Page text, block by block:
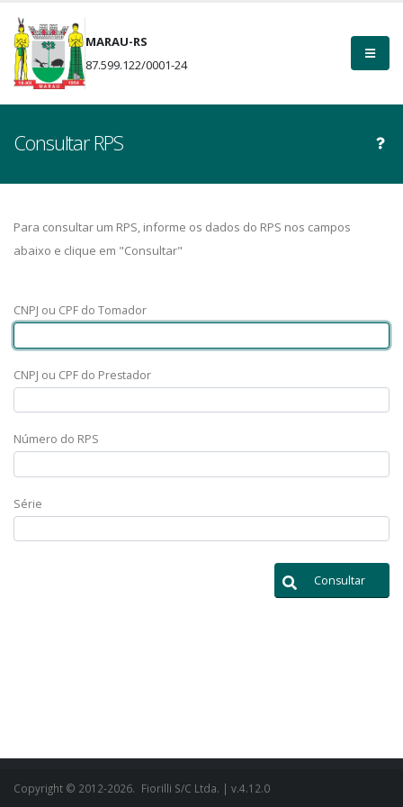
MARAU-RS
87.599.122/0001-24
Consultar RPS
Para consultar um RPS, informe os dados do RPS nos campos
abaixo e clique em "Consultar"
CNPJ ou CPF do Tomador
CNPJ ou CPF do Prestador
Número do RPS
Série
Consultar
Copyright © 2012-2026. Fiorilli S/C Ltda. | v.4.12.0